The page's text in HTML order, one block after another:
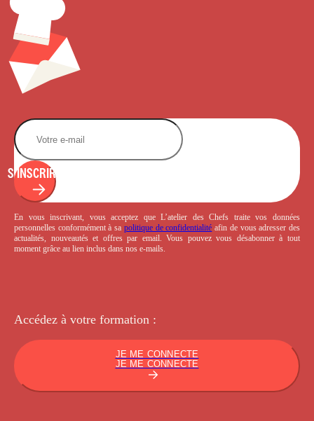
S'INSCRIRE
En vous inscrivant, vous acceptez que L’atelier des Chefs traite vos données
personnelles conformément à sa politique de confidentialité afin de vous adresser des
actualités, nouveautés et offres par email. Vous pouvez vous désabonner à tout
moment grâce au lien inclus dans nos e-mails.
Accédez à votre formation :
JE ME CONNECTE
JE ME CONNECTE